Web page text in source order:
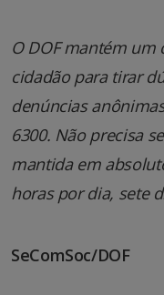
O DOF mantém
cidadão para tirar
denúncias
6300. Não precisa
mantida em
horas por dia, sete
SeComSoc/DOF